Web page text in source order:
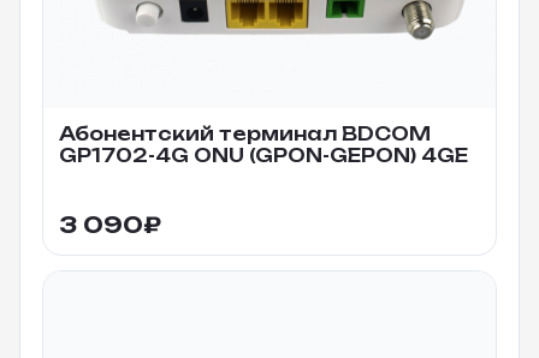
Абонентский терминал BDCOM
GP1702-4G ONU (GPON-GEPON) 4GE
3 090₽